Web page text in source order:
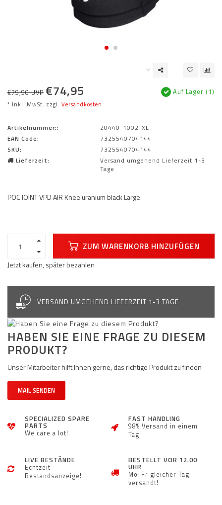
€79,90 UVP €74,95
* Inkl. MwSt. zzgl. Versandkosten
Auf Lager (1)
Artikelnummer::
20440-1002-XL
EAN Code:
7325540704144
SKU:
7325540704144
Lieferzeit:
Versand umgehend Lieferzeit 1-3
Tage
POC JOINT VPD AIR Knee uranium black Large
ZUM WARENKORB HINZUFÜGEN
Jetzt kaufen, später bezahlen
VERSAND UMGEHEND LIEFERZEIT 1-3 TAGE
HABEN SIE EINE FRAGE ZU DIESEM
PRODUKT?
Unser Mitarbeiter hilft Ihnen gerne, das richtige Produkt zu finden
MAIL SENDEN
SPECIALIZED SPARE
PARTS
We care a lot!
FAST HANDLING
98% Versand in einem
Tag!
LIVE BESTÄNDE
Echtzeit
Bestandsanzeige!
BESTELLT VOR 12.00
UHR
Mo-Fr gleicher Tag
versandt!